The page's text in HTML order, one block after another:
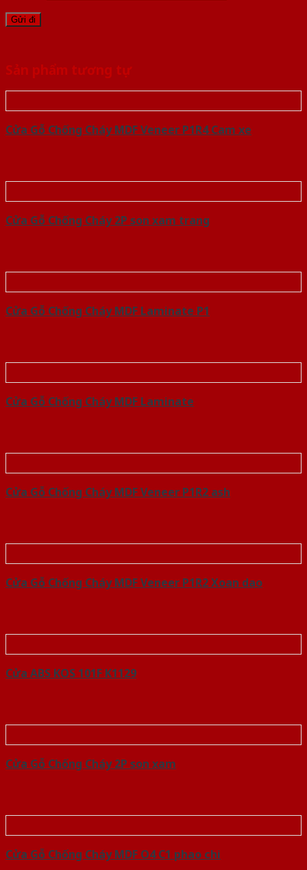
Sản phẩm tương tự
Cửa Gỗ Chống Cháy MDF Veneer P1R4 Cam xe
Cửa Gỗ Chống Cháy 2P son xam trang
Cửa Gỗ Chống Cháy MDF Laminate P1
Cửa Gỗ Chống Cháy MDF Laminate
Cửa Gỗ Chống Cháy MDF Veneer P1R2 ash
Cửa Gỗ Chống Cháy MDF Veneer P1R2 Xoan dao
Cửa ABS KOS 101F K1129
Cửa Gỗ Chống Cháy 2P son xam
Cửa Gỗ Chống Cháy MDF O4 C1 phao chi